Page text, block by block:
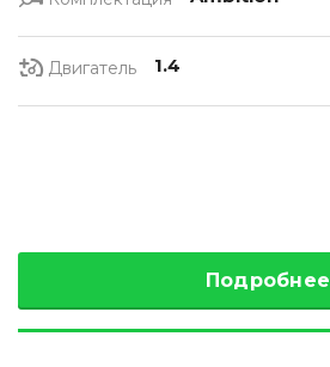
Двигатель 1.4
Подробнее